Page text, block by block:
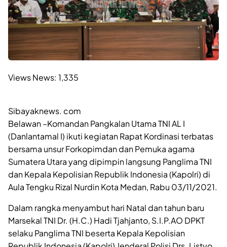
Views News: 1,335
Sibayaknews. com
Belawan –Komandan Pangkalan Utama TNI AL I
(Danlantamal I) ikuti kegiatan Rapat Kordinasi terbatas
bersama unsur Forkopimdan dan Pemuka agama
Sumatera Utara yang dipimpin langsung Panglima TNI
dan Kepala Kepolisian Republik Indonesia (Kapolri) di
Aula Tengku Rizal Nurdin Kota Medan, Rabu 03/11/2021.
Dalam rangka menyambut hari Natal dan tahun baru
Marsekal TNI Dr. (H.C.) Hadi Tjahjanto, S.I.P.AO DPKT
selaku Panglima TNI beserta Kepala Kepolisian